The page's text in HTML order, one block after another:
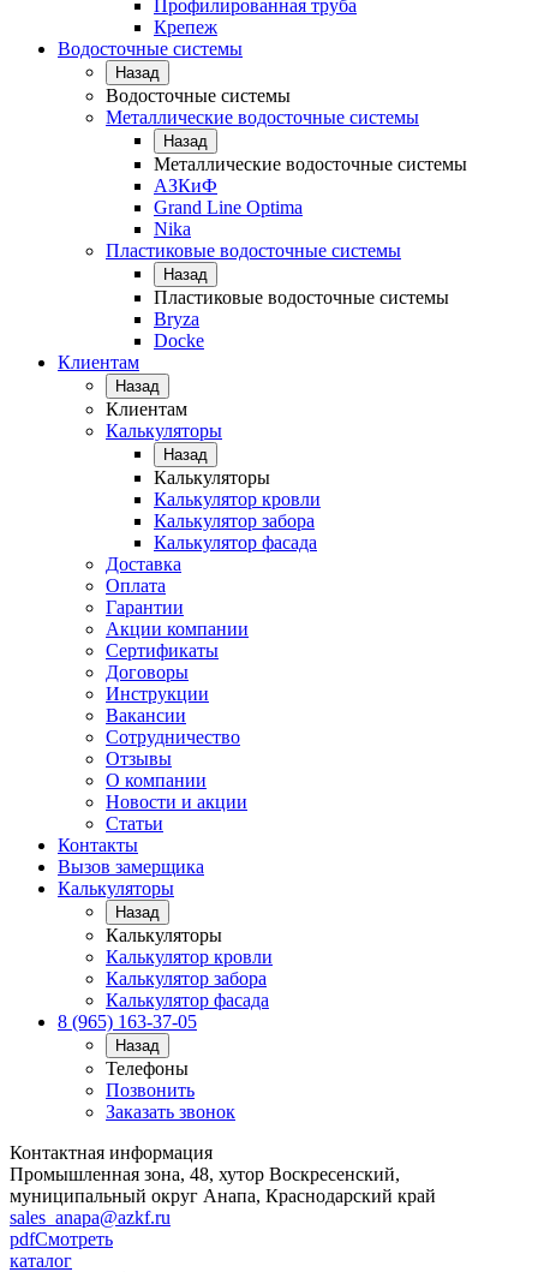
Профилированная труба
Крепеж
Водосточные системы
Назад
Водосточные системы
Металлические водосточные системы
Назад
Металлические водосточные системы
АЗКиФ
Grand Line Optima
Nika
Пластиковые водосточные системы
Назад
Пластиковые водосточные системы
Bryza
Docke
Клиентам
Назад
Клиентам
Калькуляторы
Назад
Калькуляторы
Калькулятор кровли
Калькулятор забора
Калькулятор фасада
Доставка
Оплата
Гарантии
Акции компании
Сертификаты
Договоры
Инструкции
Вакансии
Сотрудничество
Отзывы
О компании
Новости и акции
Статьи
Контакты
Вызов замерщика
Калькуляторы
Назад
Калькуляторы
Калькулятор кровли
Калькулятор забора
Калькулятор фасада
8 (965) 163-37-05
Назад
Телефоны
Позвонить
Заказать звонок
Контактная информация
Промышленная зона, 48, хутор Воскресенский,
муниципальный округ Анапа, Краснодарский край
sales_anapa@azkf.ru
pdfСмотреть
каталог